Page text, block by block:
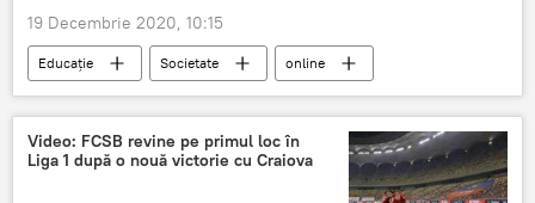
19 Decembrie 2020, 10:15
Educație Societate
online
psiholog
Școala
Video: FCSB revine pe primul loc în
Liga 1 după o nouă victorie cu Craiova